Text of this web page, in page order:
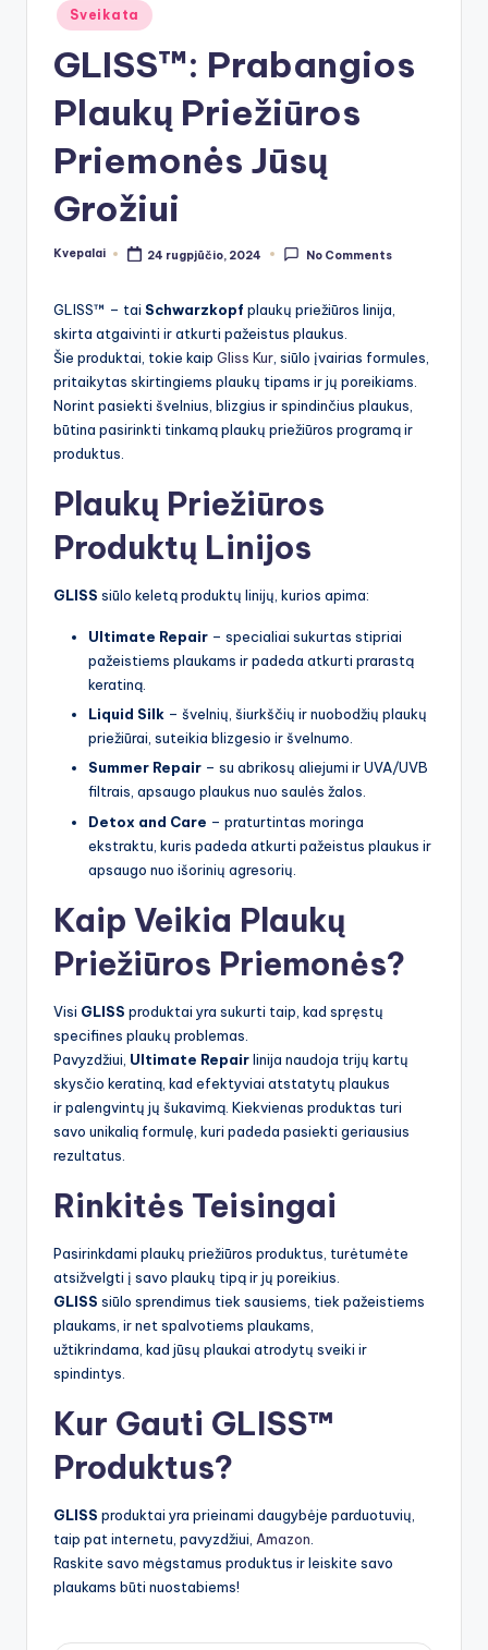
Posted
in
Sveikata
GLISS™: Prabangios
Plaukų Priežiūros
Priemonės Jūsų
Grožiui
Posted
Kvepalai 24 rugpjūčio, 2024 No Comments
GLISS™ – tai Schwarzkopf plaukų priežiūros linija,
skirta atgaivinti ir atkurti pažeistus plaukus.
Šie produktai, tokie kaip Gliss Kur , siūlo įvairias formules,
pritaikytas skirtingiems plaukų tipams ir jų poreikiams.
Norint pasiekti švelnius, blizgius ir spindinčius plaukus,
būtina pasirinkti tinkamą plaukų priežiūros programą ir
produktus.
Plaukų Priežiūros
Produktų Linijos
GLISS siūlo keletą produktų linijų, kurios apima:
Ultimate Repair – specialiai sukurtas stipriai
pažeistiems plaukams ir padeda atkurti prarastą
keratiną.
Liquid Silk – švelnių, šiurkščių ir nuobodžių plaukų
priežiūrai, suteikia blizgesio ir švelnumo.
Summer Repair – su abrikosų aliejumi ir UVA/UVB
filtrais, apsaugo plaukus nuo saulės žalos.
Detox and Care – praturtintas moringa
ekstraktu, kuris padeda atkurti pažeistus plaukus ir
apsaugo nuo išorinių agresorių.
Kaip Veikia Plaukų
Priežiūros Priemonės?
Visi GLISS produktai yra sukurti taip, kad spręstų
specifines plaukų problemas.
Pavyzdžiui, Ultimate Repairlinija naudoja trijų kartų
skysčio keratiną, kad efektyviai atstatytų plaukus
ir palengvintų jų šukavimą. Kiekvienas produktas turi
savo unikalią formulę, kuri padeda pasiekti geriausius
rezultatus.
Rinkitės Teisingai
Pasirinkdami plaukų priežiūros produktus, turėtumėte
atsižvelgti į savo plaukų tipą ir jų poreikius.
GLISS siūlo sprendimus tiek sausiems, tiek pažeistiems
plaukams, ir net spalvotiems plaukams,
užtikrindama, kad jūsų plaukai atrodytų sveiki ir
spindintys.
Kur Gauti GLISS™
Produktus?
GLISS produktai yra prieinami daugybėje parduotuvių,
taip pat internetu, pavyzdžiui, Amazon
Raskite savo mėgstamus produktus ir leiskite savo
plaukams būti nuostabiems!